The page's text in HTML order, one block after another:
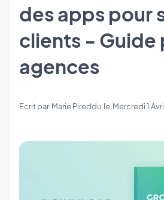
des apps pour
clients - Guide
agences
Ecrit par Marie Pireddu le Mercredi 1